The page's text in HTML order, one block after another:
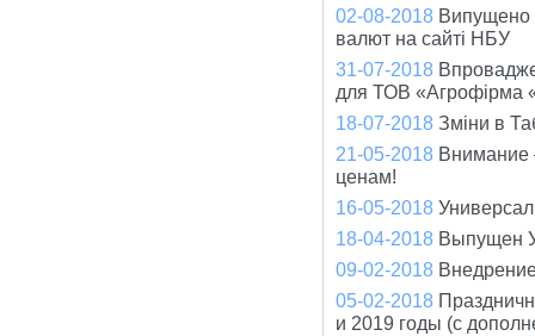
02-08-2018 Випущено
валют на сайті НБУ
31-07-2018
для ТОВ «Агрофірма
18-07-2018 Зміни в
21-05-2018 Внимание
ценам!
16-05-2018
18-04-2018 Выпущен
09-02-2018
05-02-2018
и 2019 годы (с